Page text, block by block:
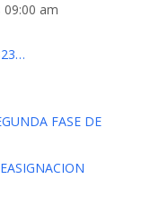
am
FASE DE